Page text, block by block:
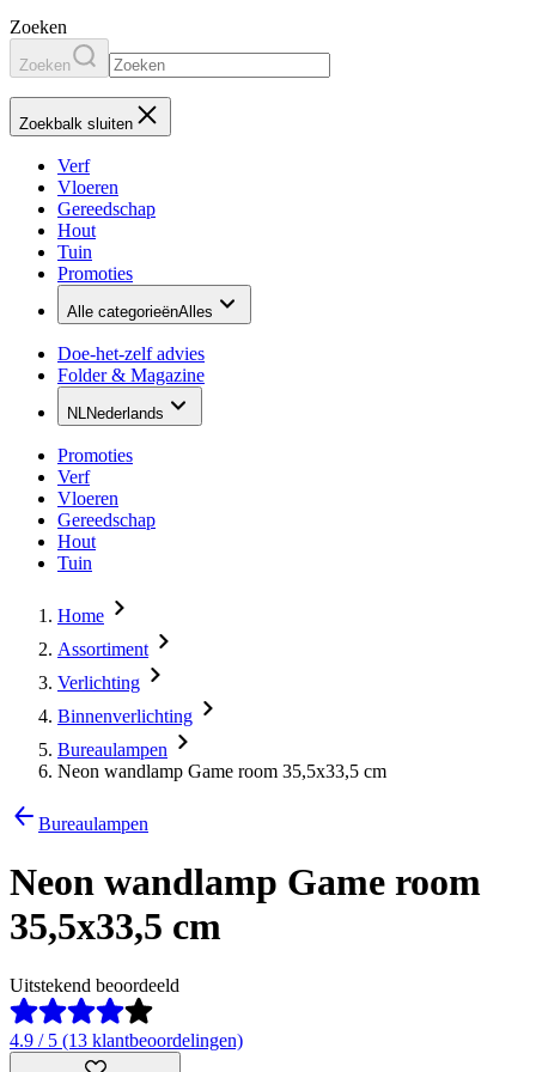
Zoeken
Zoeken
Zoekbalk sluiten
Verf
Vloeren
Gereedschap
Hout
Tuin
Promoties
Alle categorieënAlles
Doe-het-zelf advies
Folder & Magazine
NLNederlands
Promoties
Verf
Vloeren
Gereedschap
Hout
Tuin
Home
Assortiment
Verlichting
Binnenverlichting
Bureaulampen
Neon wandlamp Game room 35,5x33,5 cm
Bureaulampen
Neon wandlamp Game room
35,5x33,5 cm
Uitstekend beoordeeld
4.9 / 5 (13 klantbeoordelingen)